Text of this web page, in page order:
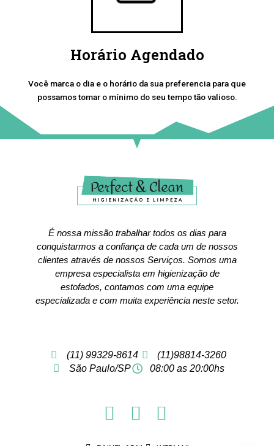
Horário Agendado
Você marca o dia e o horário da sua preferencia para que
possamos tomar o mínimo do seu tempo tão valioso.
É nossa missão trabalhar todos os dias para
conquistarmos a confiança de cada um de nossos
clientes através de nossos Serviços. Somos uma
empresa especialista em higienização de
estofados, contamos com uma equipe
especializada e com muita experiência neste setor.
(11) 99329-8614
(11)98814-3260
São Paulo/SP
08:00 as 20:00hs